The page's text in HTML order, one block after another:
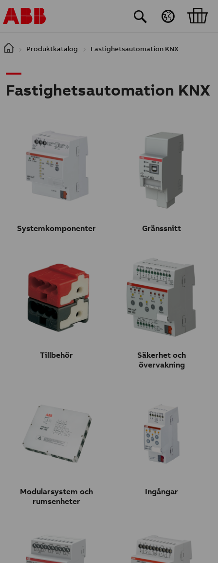
Hoppa till huvudinnehåll
Produktkatalog Fastighetsautomation KNX
Fastighetsautomation KNX
Systemkomponenter Gränssnitt
Tillbehör
Säkerhet och
övervakning
Modularsystem och
rumsenheter
Ingångar